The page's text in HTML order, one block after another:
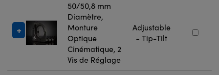
50/50,8 mm
Diamètre,
Monture
Optique
Cinématique, 2
Vis de Réglage
Adjustable
- Tip-Tilt